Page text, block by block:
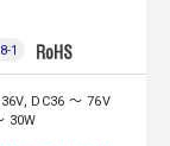
1
DC36 ～ 76V
30W